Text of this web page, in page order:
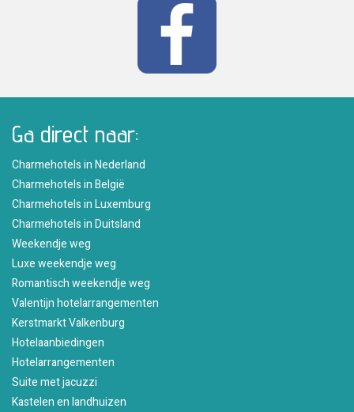
Ga direct naar:
Charmehotels in Nederland
Charmehotels in België
Charmehotels in Luxemburg
Charmehotels in Duitsland
Weekendje weg
Luxe weekendje weg
Romantisch weekendje weg
Valentijn hotelarrangementen
Kerstmarkt Valkenburg
Hotelaanbiedingen
Hotelarrangementen
Suite met jacuzzi
Kastelen en landhuizen